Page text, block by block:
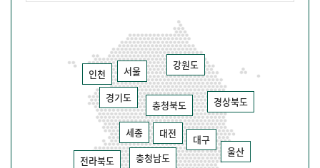
서울
대구
인천
대전
울산
세종
경기도
강원도
충청남도
충청북도
전라북도
경상북도